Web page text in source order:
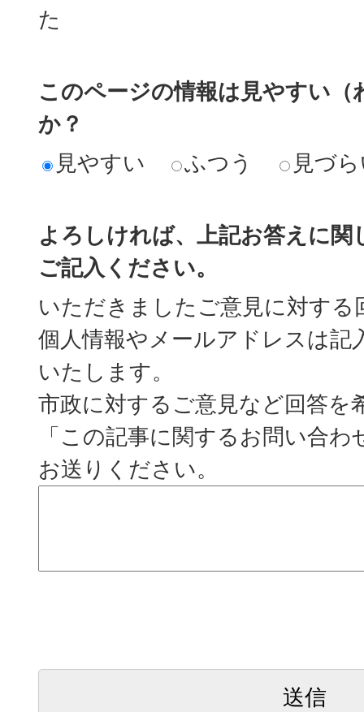
た
このページの情報は見やすい
か？
見やすい
ふつう 見づ
よろしければ、上記お答えに関
ご記入ください。
いただきましたご意見に対する
個人情報やメールアドレスは記
いたします。
市政に対するご意見など回答を
「この記事に関するお問い合
お送りください。